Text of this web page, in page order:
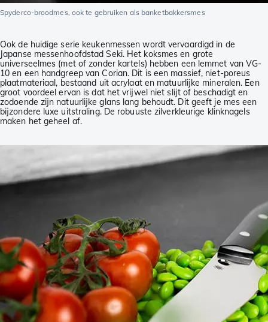
Spyderco-broodmes, ook te gebruiken als banketbakkersmes
Ook de huidige serie keukenmessen wordt vervaardigd in de
Japanse messenhoofdstad Seki. Het koksmes en grote
universeelmes (met of zonder kartels) hebben een lemmet van VG-
10 en een handgreep van Corian. Dit is een massief, niet-poreus
plaatmateriaal, bestaand uit acrylaat en matuurlijke mineralen. Een
groot voordeel ervan is dat het vrijwel niet slijt of beschadigt en
zodoende zijn natuurlijke glans lang behoudt. Dit geeft je mes een
bijzondere luxe uitstraling. De robuuste zilverkleurige klinknagels
maken het geheel af.